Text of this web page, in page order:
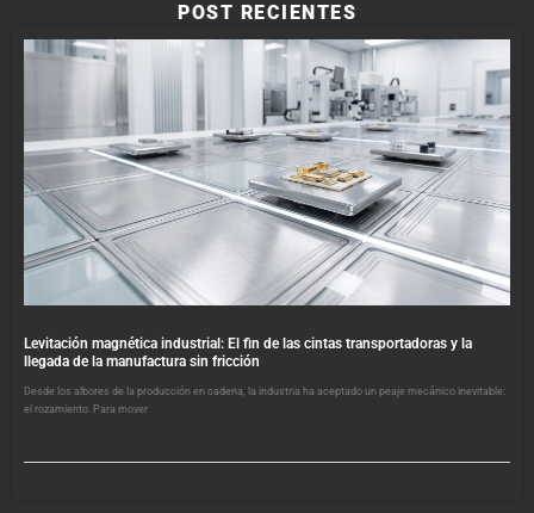
POST RECIENTES
Levitación magnética industrial: El fin de las cintas transportadoras y la
llegada de la manufactura sin fricción
Desde los albores de la producción en cadena, la industria ha aceptado un peaje mecánico inevitable:
el rozamiento. Para mover